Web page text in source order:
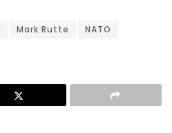
Mark Rutte
NATO